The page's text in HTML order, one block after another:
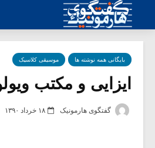
بایگانی همه نوشته ها موسیقی کلاسیک
ایزایی و مکتب
گفتگوی هارمونیک ۱۸ خرداد ۱۳۹۰